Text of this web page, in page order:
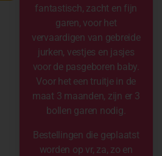
fantastisch, zacht en fijn
garen, voor het
vervaardigen van gebreide
jurken, vestjes en jasjes
voor de pasgeboren baby.
Voor het een truitje in de
maat 3 maanden, zijn er 3
bollen garen nodig.
Bestellingen die geplaatst
worden op vr, za, zo en